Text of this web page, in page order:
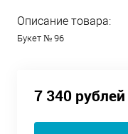
Описание товара:
Букет № 96
7 340 рублей